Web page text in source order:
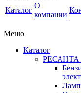
Каталог
О
компании
Меню
Каталог
РЕСАНТА